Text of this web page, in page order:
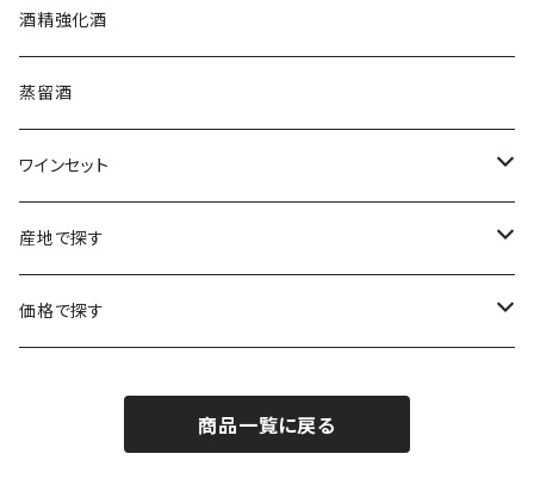
クロード・カザル
ジェローム・ルフェーヴル
シャルトーニュ・タイエ
シャルル・エドシック
ジャン・ラルマン
ロワール
コトーシャンプノワ
ニュージーランド
南アフリカ
チリ
スロヴァキア
オーストリア
シュッド・ウエスト
ロワール
オーストラリア
ニュージーランド
南アフリカ
チリ
アメリカ
フランス
ソーテルヌ
酒精強化酒
蒸留酒
ワインセット
福袋
シャンパーニュセット
産地で探す
アメリカ
価格で探す
3,000円～4,999円
商品一覧に戻る